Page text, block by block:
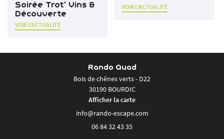
Soirée Trot' Vins &
Découverte
VOIR L'ACTUALITÉ
VOIR L'ACTUALITÉ
Rando Quad
Bois de chênes verts - D22
30190 BOURDIC
Afficher la carte
06 84 32 43 35